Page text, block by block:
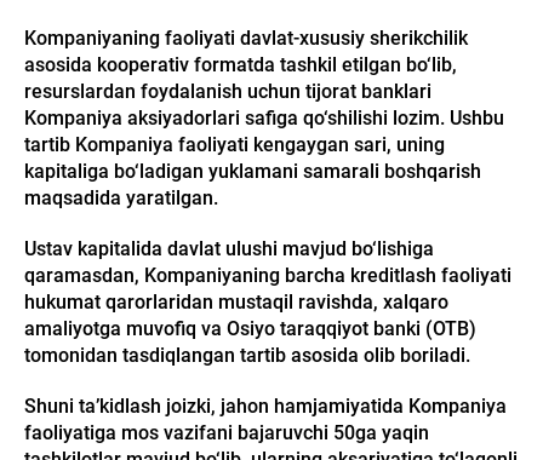
Kompaniyaning faoliyati davlat-xususiy sherikchilik
asosida kooperativ formatda tashkil etilgan bo‘lib,
resurslardan foydalanish uchun tijorat banklari
Kompaniya aksiyadorlari safiga qo‘shilishi lozim. Ushbu
tartib Kompaniya faoliyati kengaygan sari, uning
kapitaliga bo‘ladigan yuklamani samarali boshqarish
maqsadida yaratilgan.
Ustav kapitalida davlat ulushi mavjud bo‘lishiga
qaramasdan, Kompaniyaning barcha kreditlash faoliyati
hukumat qarorlaridan mustaqil ravishda, xalqaro
amaliyotga muvofiq va Osiyo taraqqiyot banki (OTB)
tomonidan tasdiqlangan tartib asosida olib boriladi.
Shuni ta’kidlash joizki, jahon hamjamiyatida Kompaniya
faoliyatiga mos vazifani bajaruvchi 50ga yaqin